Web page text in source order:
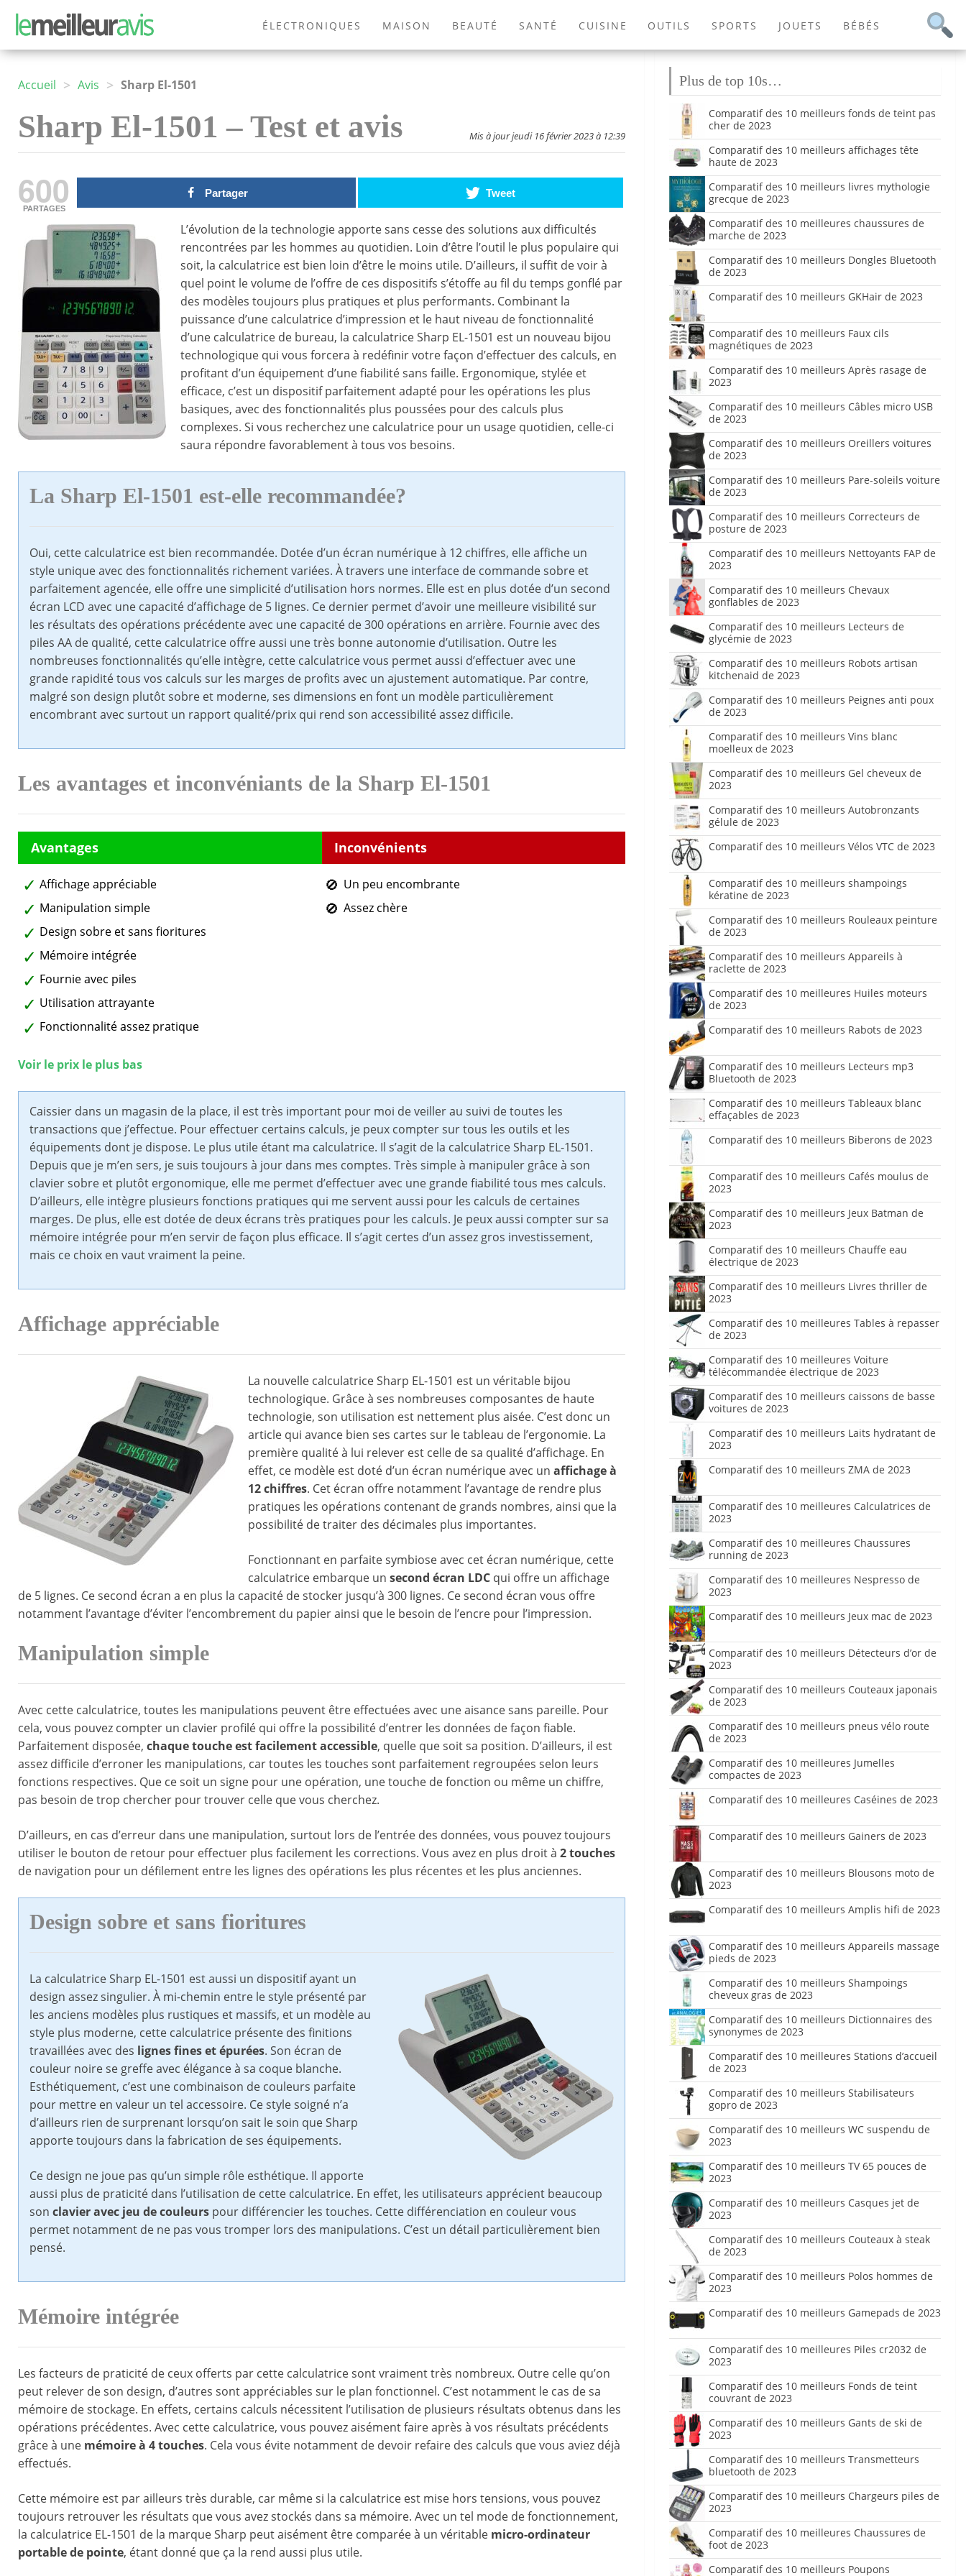
ÉLECTRONIQUES MAISON BEAUTÉ SANTÉ CUISINE OUTILS SPORTS JOUETS BÉBÉS
MODE EXTÉRIEUR ANIMAUX JEUX VIDÉOS LIVRES
Accueil > Avis > Sharp El-1501
Sharp El-1501 – Test et avis Mis à jour jeudi 16 février 2023 à 12:39
600
PARTAGES
Partager Tweet
L’évolution de la technologie apporte sans cesse des solutions aux difficultés
rencontrées par les hommes au quotidien. Loin d’être l’outil le plus populaire qui
soit, la calculatrice est bien loin d’être le moins utile. D’ailleurs, il suffit de voir à
quel point le volume de l’offre de ces dispositifs s’étoffe au fil du temps gonflé par
des modèles toujours plus pratiques et plus performants. Combinant la
puissance d’une calculatrice d’impression et le haut niveau de fonctionnalité
d’une calculatrice de bureau, la calculatrice Sharp EL-1501 est un nouveau bijou
technologique qui vous forcera à redéfinir votre façon d’effectuer des calculs, en
profitant d’un équipement d’une fiabilité sans faille. Ergonomique, stylée et
efficace, c’est un dispositif parfaitement adapté pour les opérations les plus
basiques, avec des fonctionnalités plus poussées pour des calculs plus
complexes. Si vous recherchez une calculatrice pour un usage quotidien, celle-ci
saura répondre favorablement à tous vos besoins.
La Sharp El-1501 est-elle recommandée?
Oui, cette calculatrice est bien recommandée. Dotée d’un écran numérique à 12 chiffres, elle affiche un
style unique avec des fonctionnalités richement variées. À travers une interface de commande sobre et
parfaitement agencée, elle offre une simplicité d’utilisation hors normes. Elle est en plus dotée d’un second
écran LCD avec une capacité d’affichage de 5 lignes. Ce dernier permet d’avoir une meilleure visibilité sur
les résultats des opérations précédente avec une capacité de 300 opérations en arrière. Fournie avec des
piles AA de qualité, cette calculatrice offre aussi une très bonne autonomie d’utilisation. Outre les
nombreuses fonctionnalités qu’elle intègre, cette calculatrice vous permet aussi d’effectuer avec une
grande rapidité tous vos calculs sur les marges de profits avec un ajustement automatique. Par contre,
malgré son design plutôt sobre et moderne, ses dimensions en font un modèle particulièrement
encombrant avec surtout un rapport qualité/prix qui rend son accessibilité assez difficile.
Les avantages et inconvéniants de la Sharp El-1501
Affichage appréciable
Manipulation simple
Design sobre et sans fioritures
Mémoire intégrée
Fournie avec piles
Utilisation attrayante
Fonctionnalité assez pratique
Un peu encombrante
Assez chère
Voir le prix le plus bas
Caissier dans un magasin de la place, il est très important pour moi de veiller au suivi de toutes les
transactions que j’effectue. Pour effectuer certains calculs, je peux compter sur tous les outils et les
équipements dont je dispose. Le plus utile étant ma calculatrice. Il s’agit de la calculatrice Sharp EL-1501.
Depuis que je m’en sers, je suis toujours à jour dans mes comptes. Très simple à manipuler grâce à son
clavier sobre et plutôt ergonomique, elle me permet d’effectuer avec une grande fiabilité tous mes calculs.
D’ailleurs, elle intègre plusieurs fonctions pratiques qui me servent aussi pour les calculs de certaines
marges. De plus, elle est dotée de deux écrans très pratiques pour les calculs. Je peux aussi compter sur sa
mémoire intégrée pour m’en servir de façon plus efficace. Il s’agit certes d’un assez gros investissement,
mais ce choix en vaut vraiment la peine.
Affichage appréciable
La nouvelle calculatrice Sharp EL-1501 est un véritable bijou
technologique. Grâce à ses nombreuses composantes de haute
technologie, son utilisation est nettement plus aisée. C’est donc un
article qui avance bien ses cartes sur le tableau de l’ergonomie. La
première qualité à lui relever est celle de sa qualité d’affichage. En
effet, ce modèle est doté d’un écran numérique avec un affichage à
12 chiffres. Cet écran offre notamment l’avantage de rendre plus
pratiques les opérations contenant de grands nombres, ainsi que la
possibilité de traiter des décimales plus importantes.
Fonctionnant en parfaite symbiose avec cet écran numérique, cette
calculatrice embarque un second écran LDC qui offre un affichage
de 5 lignes. Ce second écran a en plus la capacité de stocker jusqu’à 300 lignes. Ce second écran vous offre
notamment l’avantage d’éviter l’encombrement du papier ainsi que le besoin de l’encre pour l’impression.
Manipulation simple
Avec cette calculatrice, toutes les manipulations peuvent être effectuées avec une aisance sans pareille. Pour
cela, vous pouvez compter un clavier profilé qui offre la possibilité d’entrer les données de façon fiable.
Parfaitement disposée, chaque touche est facilement accessible, quelle que soit sa position. D’ailleurs, il est
assez difficile d’erroner les manipulations, car toutes les touches sont parfaitement regroupées selon leurs
fonctions respectives. Que ce soit un signe pour une opération, une touche de fonction ou même un chiffre,
pas besoin de trop chercher pour trouver celle que vous cherchez.
D’ailleurs, en cas d’erreur dans une manipulation, surtout lors de l’entrée des données, vous pouvez toujours
utiliser le bouton de retour pour effectuer plus facilement les corrections. Vous avez en plus droit à 2 touches
de navigation pour un défilement entre les lignes des opérations les plus récentes et les plus anciennes.
Design sobre et sans fioritures
La calculatrice Sharp EL-1501 est aussi un dispositif ayant un
design assez singulier. À mi-chemin entre le style présenté par
les anciens modèles plus rustiques et massifs, et un modèle au
style plus moderne, cette calculatrice présente des finitions
travaillées avec des lignes fines et épurées. Son écran de
couleur noire se greffe avec élégance à sa coque blanche.
Esthétiquement, c’est une combinaison de couleurs parfaite
pour mettre en valeur un tel accessoire. Ce style soigné n’a
d’ailleurs rien de surprenant lorsqu’on sait le soin que Sharp
apporte toujours dans la fabrication de ses équipements.
Ce design ne joue pas qu’un simple rôle esthétique. Il apporte
aussi plus de praticité dans l’utilisation de cette calculatrice. En effet, les utilisateurs apprécient beaucoup
son clavier avec jeu de couleurs pour différencier les touches. Cette différenciation en couleur vous
permet notamment de ne pas vous tromper lors des manipulations. C’est un détail particulièrement bien
pensé.
Mémoire intégrée
Les facteurs de praticité de ceux offerts par cette calculatrice sont vraiment très nombreux. Outre celle qu’on
peut relever de son design, d’autres sont appréciables sur le plan fonctionnel. C’est notamment le cas de sa
mémoire de stockage. En effets, certains calculs nécessitent l’utilisation de plusieurs résultats obtenus dans les
opérations précédentes. Avec cette calculatrice, vous pouvez aisément faire après à vos résultats précédents
grâce à une mémoire à 4 touches. Cela vous évite notamment de devoir refaire des calculs que vous aviez déjà
effectués.
Cette mémoire est par ailleurs très durable, car même si la calculatrice est mise hors tensions, vous pouvez
toujours retrouver les résultats que vous avez stockés dans sa mémoire. Avec un tel mode de fonctionnement,
la calculatrice EL-1501 de la marque Sharp peut aisément être comparée à un véritable micro-ordinateur
portable de pointe, étant donné que ça la rend aussi plus utile.
Plus de top 10s…
Comparatif des 10 meilleurs fonds de teint pas
cher de 2023
Comparatif des 10 meilleurs affichages tête
haute de 2023
Comparatif des 10 meilleurs livres mythologie
grecque de 2023
Comparatif des 10 meilleures chaussures de
marche de 2023
Comparatif des 10 meilleurs Dongles Bluetooth
de 2023
Comparatif des 10 meilleurs GKHair de 2023
Comparatif des 10 meilleurs Faux cils
magnétiques de 2023
Comparatif des 10 meilleurs Après rasage de
2023
Comparatif des 10 meilleurs Câbles micro USB
de 2023
Comparatif des 10 meilleurs Oreillers voitures
de 2023
Comparatif des 10 meilleurs Pare-soleils voiture
de 2023
Comparatif des 10 meilleurs Correcteurs de
posture de 2023
Comparatif des 10 meilleurs Nettoyants FAP de
2023
Comparatif des 10 meilleurs Chevaux
gonflables de 2023
Comparatif des 10 meilleurs Lecteurs de
glycémie de 2023
Comparatif des 10 meilleurs Robots artisan
kitchenaid de 2023
Comparatif des 10 meilleurs Peignes anti poux
de 2023
Comparatif des 10 meilleurs Vins blanc
moelleux de 2023
Comparatif des 10 meilleurs Gel cheveux de
2023
Comparatif des 10 meilleurs Autobronzants
gélule de 2023
Comparatif des 10 meilleurs Vélos VTC de 2023
Comparatif des 10 meilleurs shampoings
kératine de 2023
Comparatif des 10 meilleurs Rouleaux peinture
de 2023
Comparatif des 10 meilleurs Appareils à
raclette de 2023
Comparatif des 10 meilleures Huiles moteurs
de 2023
Comparatif des 10 meilleurs Rabots de 2023
Comparatif des 10 meilleurs Lecteurs mp3
Bluetooth de 2023
Comparatif des 10 meilleurs Tableaux blanc
effaçables de 2023
Comparatif des 10 meilleurs Biberons de 2023
Comparatif des 10 meilleurs Cafés moulus de
2023
Comparatif des 10 meilleurs Jeux Batman de
2023
Comparatif des 10 meilleurs Chauffe eau
électrique de 2023
Comparatif des 10 meilleurs Livres thriller de
2023
Comparatif des 10 meilleures Tables à repasser
de 2023
Comparatif des 10 meilleures Voiture
télécommandée électrique de 2023
Comparatif des 10 meilleurs caissons de basse
voitures de 2023
Comparatif des 10 meilleurs Laits hydratant de
2023
Comparatif des 10 meilleurs ZMA de 2023
Comparatif des 10 meilleures Calculatrices de
2023
Comparatif des 10 meilleures Chaussures
running de 2023
Comparatif des 10 meilleures Nespresso de
2023
Comparatif des 10 meilleurs Jeux mac de 2023
Comparatif des 10 meilleurs Détecteurs d’or de
2023
Comparatif des 10 meilleurs Couteaux japonais
de 2023
Comparatif des 10 meilleurs pneus vélo route
de 2023
Comparatif des 10 meilleures Jumelles
compactes de 2023
Comparatif des 10 meilleures Caséines de 2023
Comparatif des 10 meilleurs Gainers de 2023
Comparatif des 10 meilleurs Blousons moto de
2023
Comparatif des 10 meilleurs Amplis hifi de 2023
Comparatif des 10 meilleurs Appareils massage
pieds de 2023
Comparatif des 10 meilleurs Shampoings
cheveux gras de 2023
Comparatif des 10 meilleurs Dictionnaires des
synonymes de 2023
Comparatif des 10 meilleures Stations d’accueil
de 2023
Comparatif des 10 meilleurs Stabilisateurs
gopro de 2023
Comparatif des 10 meilleurs WC suspendu de
2023
Comparatif des 10 meilleurs TV 65 pouces de
2023
Comparatif des 10 meilleurs Casques jet de
2023
Comparatif des 10 meilleurs Couteaux à steak
de 2023
Comparatif des 10 meilleurs Polos hommes de
2023
Comparatif des 10 meilleurs Gamepads de 2023
Comparatif des 10 meilleures Piles cr2032 de
2023
Comparatif des 10 meilleurs Fonds de teint
couvrant de 2023
Comparatif des 10 meilleurs Gants de ski de
2023
Comparatif des 10 meilleurs Transmetteurs
bluetooth de 2023
Comparatif des 10 meilleurs Chargeurs piles de
2023
Comparatif des 10 meilleures Chaussures de
foot de 2023
Comparatif des 10 meilleurs Poupons